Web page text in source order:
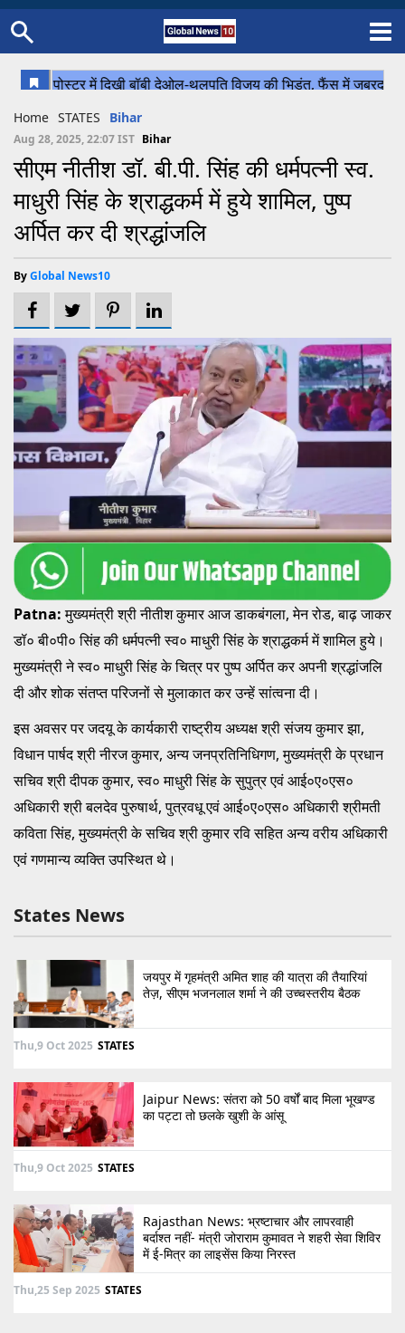
Uttar Pradesh
Chhattisgarh
Bihar
Uttrakhand
Cricket
Football
Home STATES Bihar
Aug 28, 2025, 22:07 IST Bihar
सीएम नीतीश डॉ. बी.पी. सिंह की धर्मपत्नी स्व.
माधुरी सिंह के श्राद्धकर्म में हुये शामिल, पुष्प
अर्पित कर दी श्रद्धांजलि
ByGlobal News10
Patna:मुख्यमंत्री श्री नीतीश कुमार आज डाकबंगला, मेन रोड, बाढ़ जाकर
डॉ० बी०पी० सिंह की धर्मपत्नी स्व० माधुरी सिंह के श्राद्धकर्म में शामिल हुये।
मुख्यमंत्री ने स्व० माधुरी सिंह के चित्र पर पुष्प अर्पित कर अपनी श्रद्धांजलि
दी और शोक संतप्त परिजनों से मुलाकात कर उन्हें सांत्वना दी।
इस अवसर पर जदयू के कार्यकारी राष्ट्रीय अध्यक्ष श्री संजय कुमार झा,
विधान पार्षद श्री नीरज कुमार, अन्य जनप्रतिनिधिगण, मुख्यमंत्री के प्रधान
सचिव श्री दीपक कुमार, स्व० माधुरी सिंह के सुपुत्र एवं आई०ए०एस०
अधिकारी श्री बलदेव पुरुषार्थ, पुत्रवधू एवं आई०ए०एस० अधिकारी श्रीमती
कविता सिंह, मुख्यमंत्री के सचिव श्री कुमार रवि सहित अन्य वरीय अधिकारी
एवं गणमान्य व्यक्ति उपस्थित थे।
States News
जयपुर में गृहमंत्री अमित शाह की यात्रा की तैयारियां
तेज़, सीएम भजनलाल शर्मा ने की उच्चस्तरीय बैठक
Thu,9 Oct 2025 STATES
Jaipur News: संतरा को 50 वर्षों बाद मिला भूखण्ड
का पट्टा तो छलके खुशी के आंसू
Thu,9 Oct 2025 STATES
Rajasthan News: भ्रष्टाचार और लापरवाही
बर्दाश्त नहीं- मंत्री जोराराम कुमावत ने शहरी सेवा शिविर
में ई-मित्र का लाइसेंस किया निरस्त
Thu,25 Sep 2025 STATES